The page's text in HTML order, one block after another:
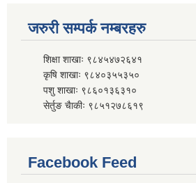
जरुरी सम्पर्क नम्बरहरु
शिक्षा शाखाः ९८४५४७२६४१
कृषि शाखाः ९८४०३५५३५०
पशु शाखाः ९८६०१३६३१०
सेर्तुङ चैाकीः ९८५१२७८६१९
Facebook Feed